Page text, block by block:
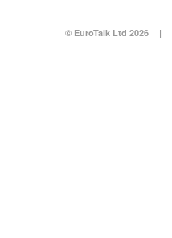
© EuroTalk Ltd 2026 |